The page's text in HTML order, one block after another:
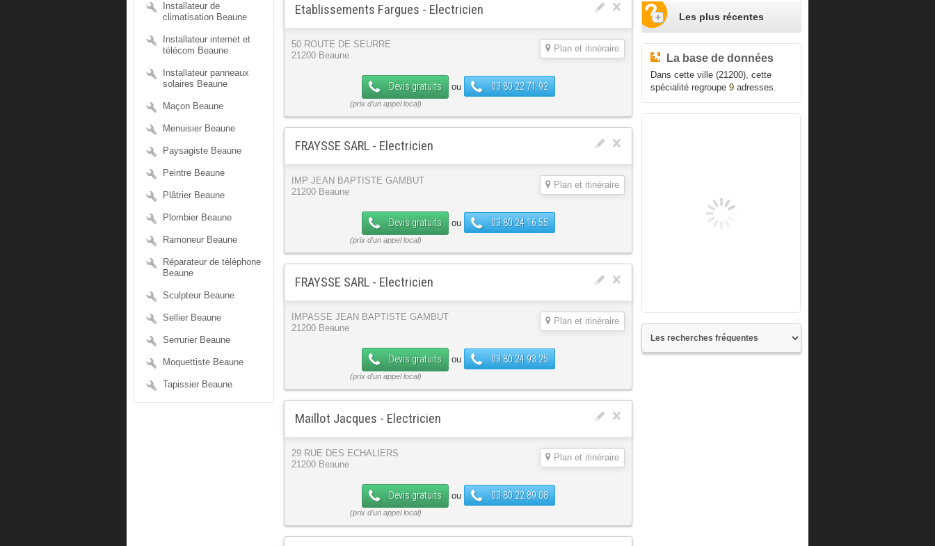
Installateur de
climatisation Beaune
Installateur internet et
télécom Beaune
Installateur panneaux
solaires Beaune
Maçon Beaune
Menuisier Beaune
Paysagiste Beaune
Peintre Beaune
Plâtrier Beaune
Plombier Beaune
Ramoneur Beaune
Réparateur de téléphone
Beaune
Sculpteur Beaune
Sellier Beaune
Serrurier Beaune
Moquettiste Beaune
Tapissier Beaune
Etablissements Fargues - Electricien
Plan et itinéraire
50 ROUTE DE SEURRE
21200 Beaune
Devis gratuits ou 03 80 22 71 92
FRAYSSE SARL - Electricien
Plan et itinéraire
IMP JEAN BAPTISTE GAMBUT
21200 Beaune
Devis gratuits ou 03 80 24 16 55
FRAYSSE SARL - Electricien
Plan et itinéraire
IMPASSE JEAN BAPTISTE GAMBUT
21200 Beaune
Devis gratuits ou 03 80 24 93 25
Maillot Jacques - Electricien
Plan et itinéraire
29 RUE DES ECHALIERS
21200 Beaune
Devis gratuits ou 03 80 22 89 08
Les plus récentes
La base de données
Dans cette ville (21200), cette
spécialité regroupe 9adresses.